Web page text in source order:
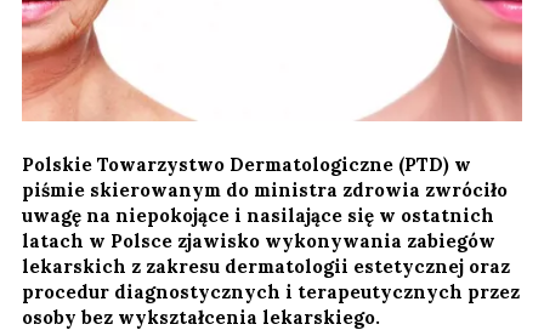
Polskie Towarzystwo Dermatologiczne (PTD) w
piśmie skierowanym do ministra zdrowia zwróciło
uwagę na niepokojące i nasilające się w ostatnich
latach w Polsce zjawisko wykonywania zabiegów
lekarskich z zakresu dermatologii estetycznej oraz
procedur diagnostycznych i terapeutycznych przez
osoby bez wykształcenia lekarskiego.